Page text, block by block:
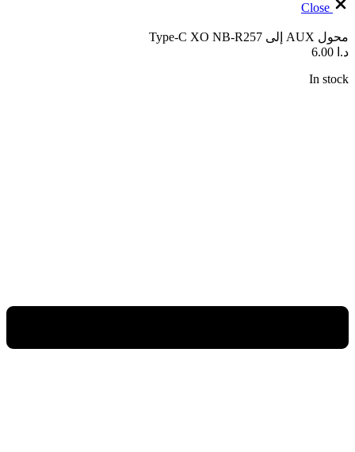
Close
محول AUX إلى Type-C XO NB-R257
د.ا
In stock